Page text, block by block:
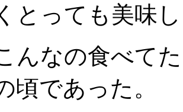
とっても美味
んなの食べて
頃であった。